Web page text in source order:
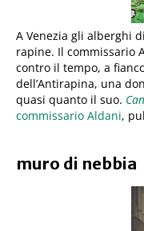
A Venezia gli alberghi
rapine. Il commissario
contro il tempo, a
dell’Antirapina, una
quasi quanto il suo.
commissario Aldani,
muro di nebbia